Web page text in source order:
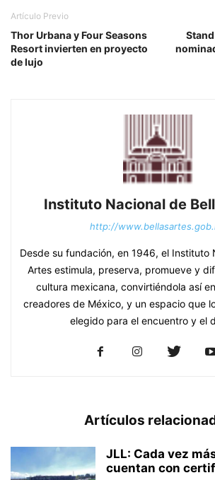
Artículo Previo
Thor Urbana y Four Seasons
Resort invierten en proyecto
de lujo
Instituto Nacional de
http://
Desde su fundación, en 1946, el Instituto
Artes estimula, preserva, promueve y
cultura mexicana, convirtiéndola así
creadores de México, y un espacio que
elegido para el encuentro y el
Artículos
JLL: Cada vez
cuentan con